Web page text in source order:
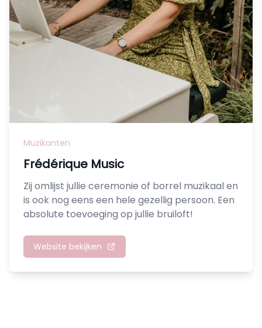
Muzikanten
Frédérique Music
Zij omlijst jullie ceremonie of borrel muzikaal en
is ook nog eens een hele gezellig persoon. Een
absolute toevoeging op jullie bruiloft!
Website bekijken